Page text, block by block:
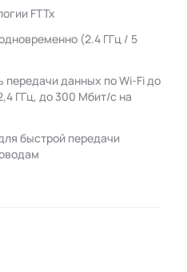
FTTx
(2.4 ГГц / 5
передачи данных по Wi-Fi до
ГГц, до 300 Мбит/с на
быстрой передачи